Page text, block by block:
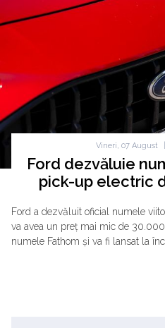
Vineri, 07 August
Ford dezvăluie
pick-up electric
Ford a dezvăluit oficial numele
va avea un preț mai mic de
numele Fathom și va fi lansat la